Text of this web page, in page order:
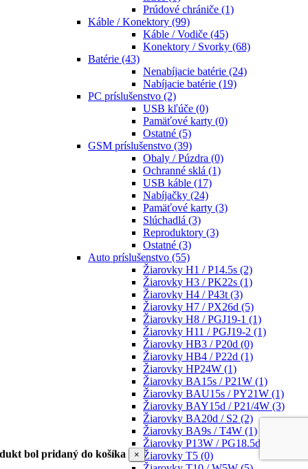
Prúdové chrániče (1)
Káble / Konektory (99)
Káble / Vodiče (45)
Konektory / Svorky (68)
Batérie (43)
Nenabíjacie batérie (24)
Nabíjacie batérie (19)
PC príslušenstvo (2)
USB kľúče (0)
Pamäťové karty (0)
Ostatné (5)
GSM príslušenstvo (39)
Obaly / Púzdra (0)
Ochranné sklá (1)
USB káble (17)
Nabíjačky (24)
Pamäťové karty (3)
Slúchadlá (3)
Reproduktory (3)
Ostatné (3)
Auto príslušenstvo (55)
Žiarovky H1 / P14.5s (2)
Žiarovky H3 / PK22s (1)
Žiarovky H4 / P43t (3)
Žiarovky H7 / PX26d (5)
Žiarovky H8 / PGJ19-1 (1)
Žiarovky H11 / PGJ19-2 (1)
Žiarovky HB3 / P20d (0)
Žiarovky HB4 / P22d (1)
Žiarovky HP24W (1)
Žiarovky BA15s / P21W (1)
Žiarovky BAU15s / PY21W (1)
Žiarovky BAY15d / P21/4W (3)
Žiarovky BA20d / S2 (2)
Žiarovky BA9s / T4W (1)
Žiarovky P13W / PG18.5d-1
Žiarovky T5 (0)
bol pridaný do košíka ×